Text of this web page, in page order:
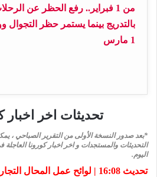
من 1 فبراير.. رفع الحظر عن
بالتدريج بينما يستمر حظر
1 مارس
تحديثات اخر اخبار
*بعد صدور النسخة الأولى من التقرير الصباحي ،
التحديثات والمستجدات و اخر اخبار كورونا العاجلة
اليوم.
تحديث 16:08 | لوائح عمل المحال التجارية والمولات من 1 فبراير